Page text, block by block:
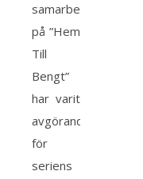
samarbete
på ”Hem
Till
Bengt”
har varit
avgörande
för
seriens